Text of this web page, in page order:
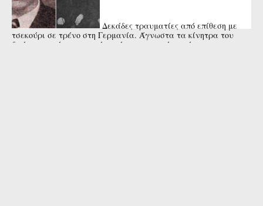
Δεκάδες τραυματίες από επίθεση με
τσεκούρι σε τρένο στη Γερμανία. Άγνωστα τα κίνητρα του
δράστη που έπεσε νεκρός από αστυνομικά πυρά